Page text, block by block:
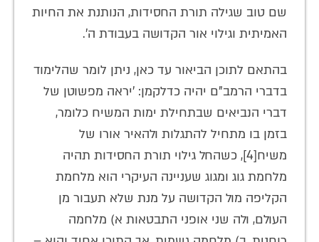
שם טוב שגילה תורת החסידות, הנותנת את החיות
האמיתית וגילוי אור הקדושה בעבודת ה'.
בהתאם לתוכן הביאור עד כאן, ניתן לומר שהלימוד
בדברי הרמב"ם יהיה כדלקמן: 'יראה מפשוטן של
דברי הנביאים שבתחילת ימות המשיח כלומר,
בזמן בו מתחיל להתגלות ולהאיר אורו של
משיח[4], כשהחל גילוי תורת החסידות תהיה
מלחמת גוג ומגוג שעניינה העיקרי הוא מלחמת
הקליפה מול הקדושה על מנת שלא תעבור מן
העולם, ולה שני אופני התבטאות א) מלחמה